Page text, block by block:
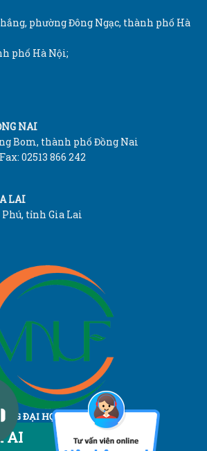
phường Đông Ngạc, thành phố Hà
phố Hà Nội;
NAI
Bom, thành phố Đồng Nai
02513 866 242
LAI
tỉnh Gia Lai
ĐẠI HỌC LÂM NGHIỆP
National University of Forestry
AI